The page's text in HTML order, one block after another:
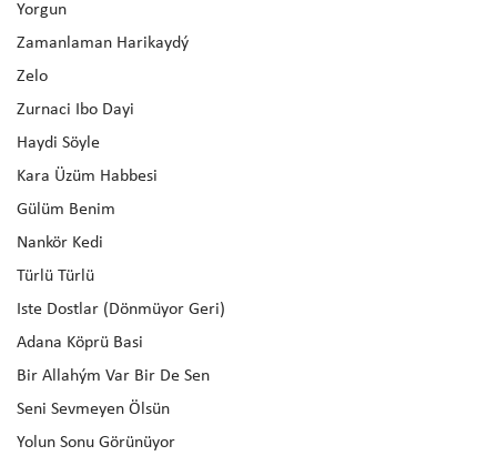
Yorgun
Zamanlaman Harikaydý
Zelo
Zurnaci Ibo Dayi
Haydi Söyle
Kara Üzüm Habbesi
Gülüm Benim
Nankör Kedi
Türlü Türlü
Iste Dostlar (Dönmüyor Geri)
Adana Köprü Basi
Bir Allahým Var Bir De Sen
Seni Sevmeyen Ölsün
Yolun Sonu Görünüyor